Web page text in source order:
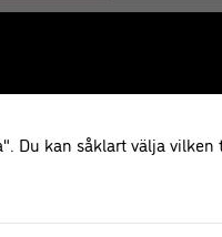
Baka vackra små
Formarna har
mm tjocka
som ser lika bra
Du kan såklart välja vilken